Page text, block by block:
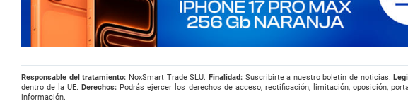
Responsable del tratamiento: NoxSmart Trade SLU. Finalidad:Suscribirte a nuestro boletín de noticias.
dentro de la UE.Derechos: Podrás ejercer los derechos de acceso, rectificación, limitación, oposición,
información.